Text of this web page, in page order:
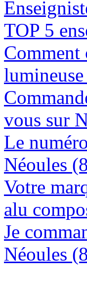
TOP 5
Comment
vous sur
Le
Néoules
Votre
alu
Je
Néoules